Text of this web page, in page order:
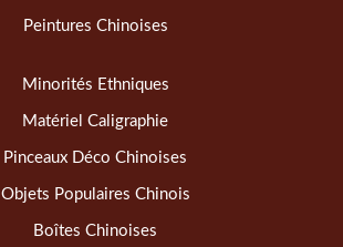
Peintures Chinoises
Minorités Ethniques
Matériel Caligraphie
Pinceaux Déco Chinoises
Objets Populaires Chinois
Boîtes Chinoises